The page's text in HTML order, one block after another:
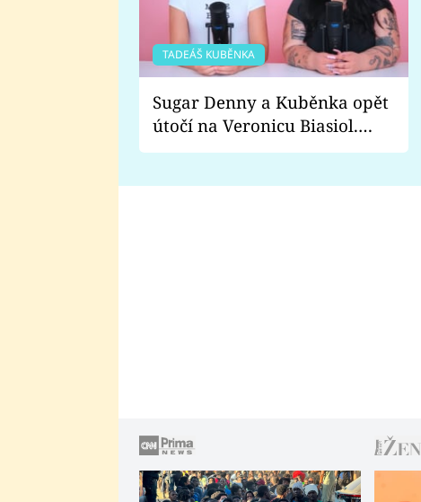
TADEÁŠ KUBĚNKA
Sugar Denny a Kuběnka opět
útočí na Veronicu Biasiol.
Proč je podle nich falešná a